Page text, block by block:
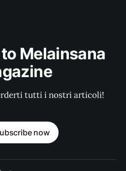
Melainsana
tutti i nostri articoli!
now